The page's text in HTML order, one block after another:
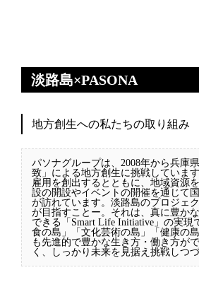
淡路島×PASONA
地方創生への私たちの取り組み
パソナグループは、2008年から兵庫
致」による地方創生に挑戦していま
雇用を創出するとともに、地域資源
設の開設やイベントの開催を通じて
が訪れています。淡路島のプロジェ
が目指すことー。それは、真に豊か
できる「Smart Life Initiative」の実現
食の島」「文化芸術の島」「健康の
も先進的で豊かな生き方・働き方が
く、しっかり未来を見据え挑戦しつ